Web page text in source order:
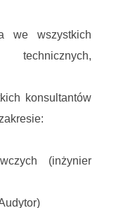
we wszystkich
konsultantów
(inżynier